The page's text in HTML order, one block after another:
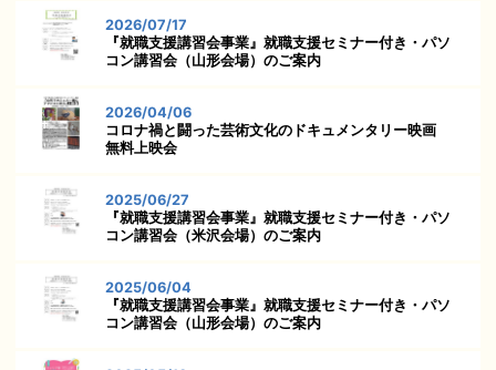
2026/07/17
『就職支援講習会事業』就職支援セミナー付き・パソ
コン講習会（山形会場）のご案内
2026/04/06
コロナ禍と闘った芸術文化のドキュメンタリー映画
無料上映会
2025/06/27
『就職支援講習会事業』就職支援セミナー付き・パソ
コン講習会（米沢会場）のご案内
2025/06/04
『就職支援講習会事業』就職支援セミナー付き・パソ
コン講習会（山形会場）のご案内